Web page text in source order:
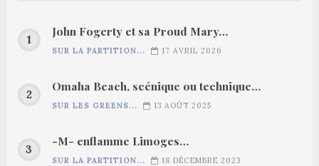
John Fogerty et sa Proud Mary…
SUR LA PARTITION... 17 AVRIL 2026
Omaha Beach, scénique ou technique…
SUR LES GREENS... 13 AOÛT 2025
-M- enflamme Limoges…
SUR LA PARTITION... 18 DÉCEMBRE 2023